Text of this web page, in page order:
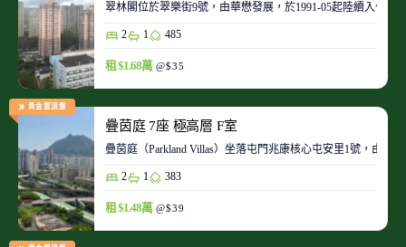
翠林閣位於翠樂街9號，由華懋發展，於1991-05起陸續入伙
2 1 485
租 $1.68萬 @$35
黃金置頂盤
疊茵庭 7座 極高層 F室
疊茵庭（Parkland Villas）坐落屯門兆康核心屯安里1號，由
2 1 383
租 $1.48萬 @$39